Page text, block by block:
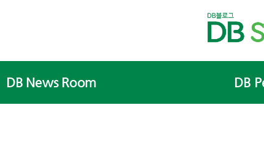
DB News Room DB